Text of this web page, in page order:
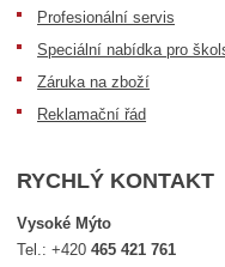
Profesionální servis
Speciální nabídka pro
Záruka na zboží
Reklamační řád
RYCHLÝ KONTAKT
Vysoké Mýto
Tel.:+420465 421 761